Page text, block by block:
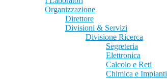
Organizzazione
Direttore
Divisioni & Servizi
Divisione Ricerca
Segreteria
Elettronica
Calcolo e Reti
Chimica e Impianti